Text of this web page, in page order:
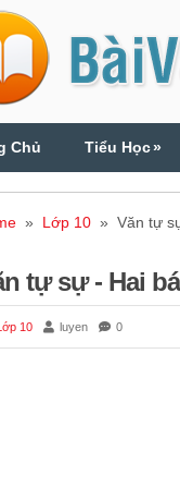
Chủ Tiểu Học»
» Lớp 10 » Văn tự
tự sự - Hai
10 luyen 0